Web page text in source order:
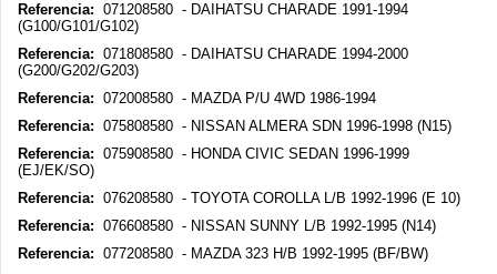
Referencia: 071208580 - DAIHATSU CHARADE 1991-1994
(G100/G101/G102)
Referencia: 071808580 - DAIHATSU CHARADE 1994-2000
(G200/G202/G203)
Referencia: 072008580 - MAZDA P/U 4WD 1986-1994
Referencia: 075808580 - NISSAN ALMERA SDN 1996-1998 (N15)
Referencia: 075908580 - HONDA CIVIC SEDAN 1996-1999
(EJ/EK/SO)
Referencia: 076208580 - TOYOTA COROLLA L/B 1992-1996 (E 10)
Referencia: 076608580 - NISSAN SUNNY L/B 1992-1995 (N14)
Referencia: 077208580 - MAZDA 323 H/B 1992-1995 (BF/BW)